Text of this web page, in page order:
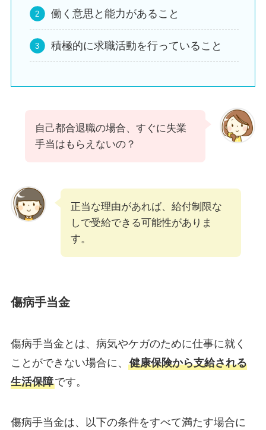
働く意思と能力があること
積極的に求職活動を行っていること
自己都合退職の場合、すぐに失業
手当はもらえないの？
正当な理由があれば、給付制限な
しで受給できる可能性がありま
す。
傷病手当金
傷病手当金とは、病気やケガのために仕事に就く
ことができない場合に、 健康保険から支給される
生活保障です。
傷病手当金は、以下の条件をすべて満たす場合に